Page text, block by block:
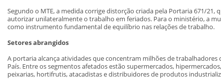
Segundo o MTE, a medida corrige distorção criada pela Portaria 671/21,
autorizar unilateralmente o trabalho em feriados. Para o ministério, a
como instrumento fundamental de equilíbrio nas relações de trabalho.
Setores abrangidos
A portaria alcança atividades que concentram milhões de
País. Entre os segmentos afetados estão supermercados,
peixarias, hortifrutis, atacadistas e distribuidores de produtos